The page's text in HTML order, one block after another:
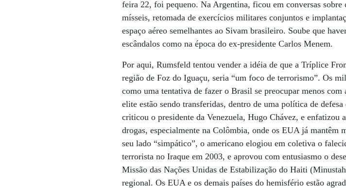
feira 22, foi pequeno. Na Argentina, ficou em conversas sobre
mísseis, retomada de exercícios militares conjuntos e
espaço aéreo semelhantes ao Sivam brasileiro. Soube que
escândalos como na época do ex-presidente Carlos Menem.
Por aqui, Rumsfeld tentou vender a idéia de que a Tríplice
região de Foz do Iguaçu, seria “um foco de terrorismo”. Os
como uma tentativa de fazer o Brasil se preocupar menos
elite estão sendo transferidas, dentro de uma política de
criticou o presidente da Venezuela, Hugo Chávez, e enfatizou
drogas, especialmente na Colômbia, onde os EUA já mantêm
seu lado “simpático”, o americano elogiou em coletiva o
terrorista no Iraque em 2003, e aprovou com entusiasmo o
Missão das Nações Unidas de Estabilização do Haiti
regional. Os EUA e os demais países do hemisfério estão